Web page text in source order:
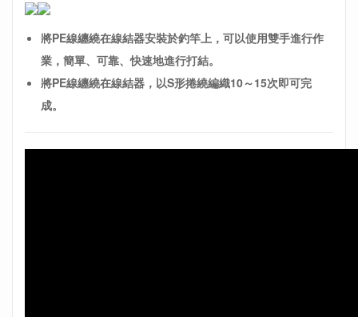
將PE線纏繞在線結器安裝於釣竿上，可以使用雙手進行作
業，簡單、可靠、快速地進行打結。
將PE線纏繞在線結器，以S形捲繞編織10～15次即可完
成。